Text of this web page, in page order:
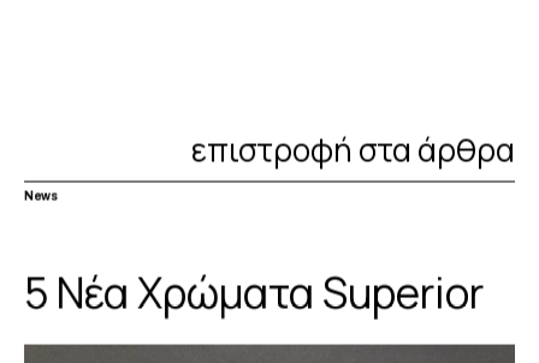
επιστροφή στα άρθρα
News
5 Νέα Χρώματα Superior